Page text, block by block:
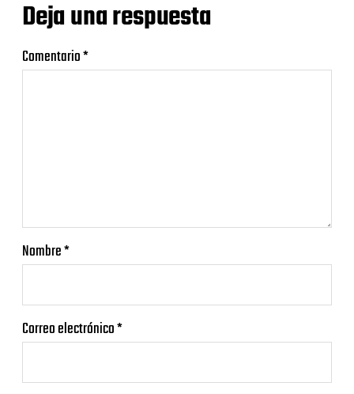
Deja una respuesta
Comentario*
Nombre*
Correo electrónico*